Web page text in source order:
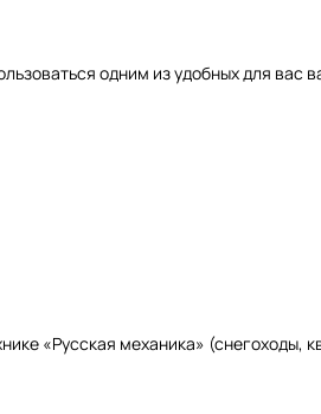
одним из удобных для вас
«Русская механика» (снегоходы,